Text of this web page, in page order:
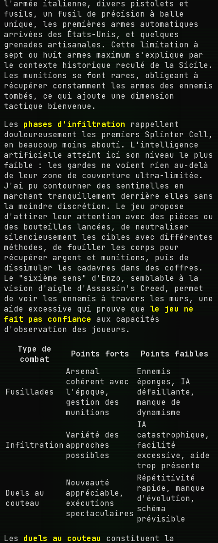
l'armée italienne, divers pistolets et
fusils, un fusil de précision à balle
unique, les premières armes automatiques
arrivées des États-Unis, et quelques
grenades artisanales. Cette limitation à
sept ou huit armes maximum s'explique par
le contexte historique reculé de la Sicile.
Les munitions se font rares, obligeant à
récupérer constamment les armes des ennemis
tombés, ce qui ajoute une dimension
tactique bienvenue.
Les phases d'infiltration rappellent
douloureusement les premiers Splinter Cell,
en beaucoup moins abouti. L'intelligence
artificielle atteint ici son niveau le plus
faible : les gardes ne voient rien au-delà
de leur zone de couverture ultra-limitée.
J'ai pu contourner des sentinelles en
marchant tranquillement derrière elles sans
la moindre discrétion. Le jeu propose
d'attirer leur attention avec des pièces ou
des bouteilles lancées, de neutraliser
silencieusement les cibles avec différentes
méthodes, de fouiller les corps pour
récupérer argent et munitions, puis de
dissimuler les cadavres dans des coffres.
Le "sixième sens" d'Enzo, semblable à la
vision d'aigle d'Assassin's Creed, permet
de voir les ennemis à travers les murs, une
aide excessive qui prouve que le jeu ne
fait pas confiance aux capacités
d'observation des joueurs.
Type de
combat
Points forts Points faibles
Fusillades
Arsenal
cohérent avec
l'époque,
gestion des
munitions
Ennemis
éponges, IA
défaillante,
manque de
dynamisme
Infiltration
Variété des
approches
possibles
IA
catastrophique,
facilité
excessive, aide
trop présente
Duels au
couteau
Nouveauté
appréciable,
exécutions
spectaculaires
Répétitivité
rapide, manque
d'évolution,
schéma
prévisible
Les duels au couteau constituent la